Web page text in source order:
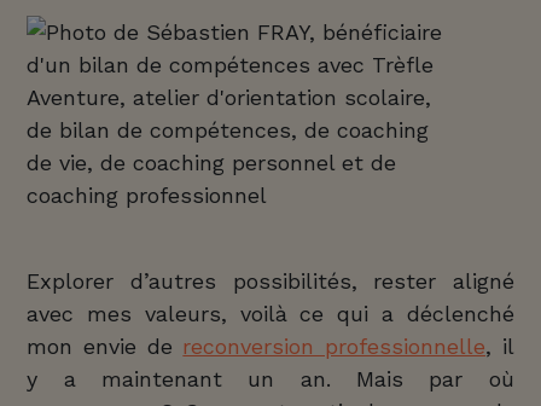
Explorer d’autres possibilités, rester aligné
avec mes valeurs, voilà ce qui a déclenché
mon envie de reconversion professionnelle, il
y a maintenant un an. Mais par où